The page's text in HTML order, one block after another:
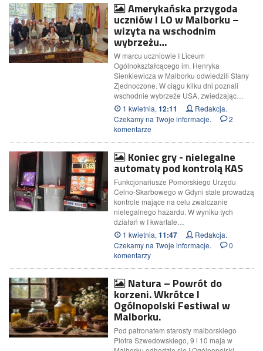
Amerykańska przygoda
uczniów I LO w Malborku –
wizyta na wschodnim
wybrzeżu…
W marcu uczniowie I Liceum
Ogólnokształcącego im. Henryka
Sienkiewicza w Malborku odwiedzili Stany
Zjednoczone. W ciągu kilku dni poznali
wschodnie wybrzeże USA, zwiedzając…
1 kwietnia, 12:11
Redakcja.
Czekamy na Twoje informacje.
2
komentarze
Koniec gry - nielegalne
automaty pod kontrolą KAS
Funkcjonariusze Pomorskiego Urzędu
Celno-Skarbowego w Gdyni stale prowadzą
kontrole mające na celu zwalczanie
nielegalnego hazardu. W wyniku tych
działań w I kwartale…
1 kwietnia, 11:47
Redakcja.
Czekamy na Twoje informacje.
0
komentarzy
Natura – Powrót do
korzeni. Wkrótce I
Ogólnopolski Festiwal w
Malborku.
Pod patronatem starosty malborskiego
Piotra Szwedowskiego, 9 i 10 maja w